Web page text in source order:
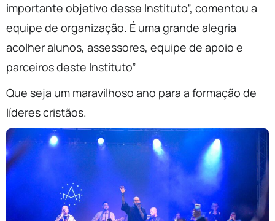
importante objetivo desse Instituto”, comentou a
equipe de organização. É uma grande alegria
acolher alunos, assessores, equipe de apoio e
parceiros deste Instituto”
Que seja um maravilhoso ano para a formação de
líderes cristãos.